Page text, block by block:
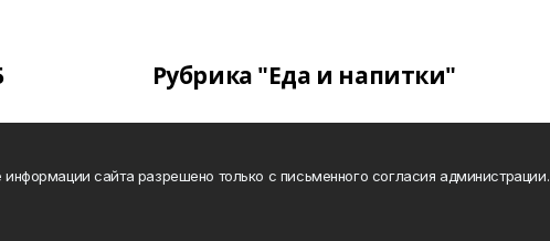
Рубрика "Еда и напитки"
сайта разрешено только с письменного согласия администрации.